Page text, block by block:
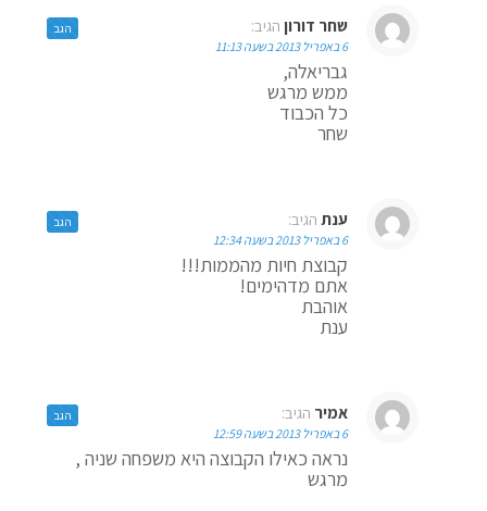
שחר דורון הגיב:
6 באפריל 2013 בשעה 11:13
גבריאלה,
ממש מרגש
כל הכבוד
שחר
הגב
ענת הגיב:
6 באפריל 2013 בשעה 12:34
קבוצת חיות מהממות!!!
אתם מדהימים!
אוהבת
ענת
הגב
אמיר הגיב:
6 באפריל 2013 בשעה 12:59
נראה כאילו הקבוצה היא משפחה שניה ,
מרגש
הגב